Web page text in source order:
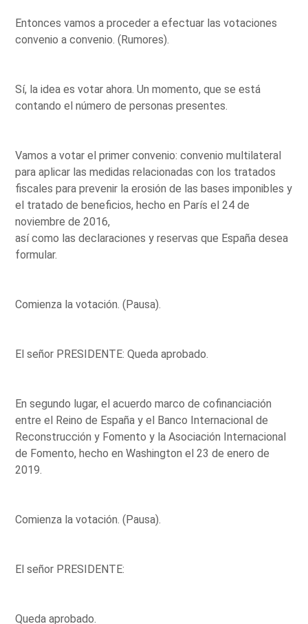
Entonces vamos a proceder a efectuar las votaciones
convenio a convenio. (Rumores).
Sí, la idea es votar ahora. Un momento, que se está
contando el número de personas presentes.
Vamos a votar el primer convenio: convenio multilateral
para aplicar las medidas relacionadas con los tratados
fiscales para prevenir la erosión de las bases imponibles y
el tratado de beneficios, hecho en París el 24 de
noviembre de 2016,
así como las declaraciones y reservas que España desea
formular.
Comienza la votación. (Pausa).
El señor PRESIDENTE: Queda aprobado.
En segundo lugar, el acuerdo marco de cofinanciación
entre el Reino de España y el Banco Internacional de
Reconstrucción y Fomento y la Asociación Internacional
de Fomento, hecho en Washington el 23 de enero de
2019.
Comienza la votación. (Pausa).
El señor PRESIDENTE:
Queda aprobado.